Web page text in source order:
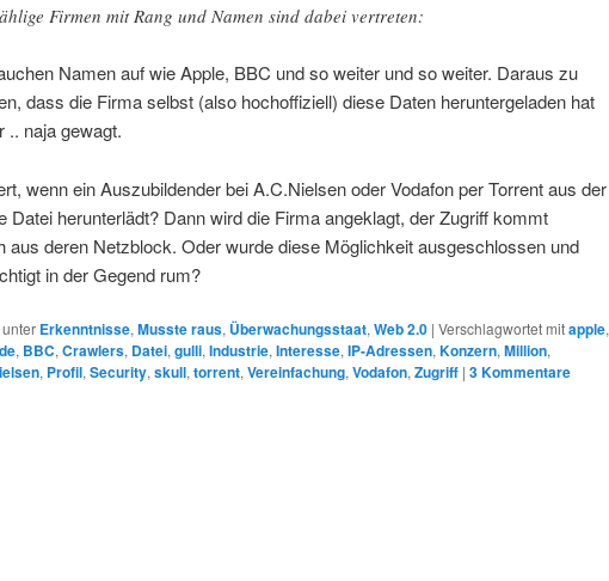
Firmen mit Rang und Namen sind dabei vertreten:
Namen auf wie Apple, BBC und so weiter und so weiter. Daraus zu
dass die Firma selbst (also hochoffiziell) diese Daten heruntergeladen hat
.. naja gewagt.
wenn ein Auszubildender bei A.C.Nielsen oder Vodafon per Torrent aus der
Datei herunterlädt? Dann wird die Firma angeklagt, der Zugriff kommt
aus deren Netzblock. Oder wurde diese Möglichkeit ausgeschlossen und
in der Gegend rum?
Erkenntnisse, Musste raus, Überwachungsstaat, Web 2.0 | Verschlagwortet mitapple,
, BBC, Crawlers, Datei, gulli, Industrie, Interesse, IP-Adressen, Konzern, Million,
, Profil, Security, skull, torrent, Vereinfachung, Vodafon, Zugriff | 3Kommentare